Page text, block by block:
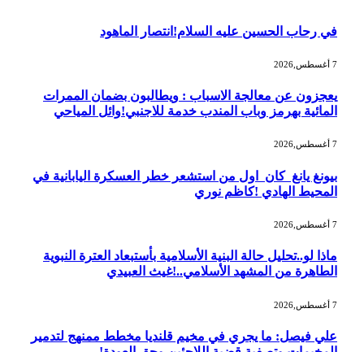
في رحاب الحسين عليه السلام!انتصار الماهود
يعجزون عن معالجة الاسباب : ويطالبون بضمان الممرات
المائية بهرمز وباب المندب خدمة للاجنبي!وائل المياحي
بيونغ يانغ كان اول من استشعر خطر العسكرة اليابانية في
المحيط الهادي !كاظم نوري
ماذا لو..تحليل حالة البنية الأسلامية بأستبعاد العترة النبوية
الطاهرة من المشهد الأسلامي..!غيث العبيدي
علي فيصل: ما يجري في مخيم قلنديا مخطط ممنهج لتدمير